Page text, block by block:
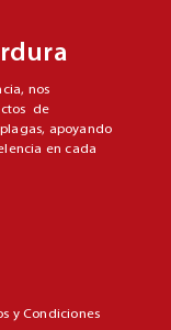
nos
de
apoyando
en cada
y Condiciones